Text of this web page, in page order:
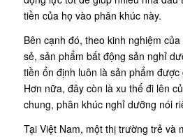
tiền của họ vào phân khúc này.
Bên cạnh đó, theo kinh nghiệm
sẻ, sản phẩm bất động sản nghỉ
tiền ổn định luôn là sản phẩm
Hơn nữa, đây còn là xu thế đi lên
chung, phân khúc nghỉ dưỡng nói
Tại Việt Nam, một thị trường trẻ và